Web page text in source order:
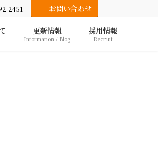
2451 お問い合わせ
更新情報
Information / Blog
採用情報
Recruit